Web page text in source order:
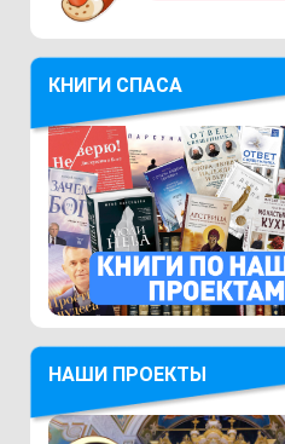
КНИГИ СПАСА
НАШИ ПРОЕКТЫ